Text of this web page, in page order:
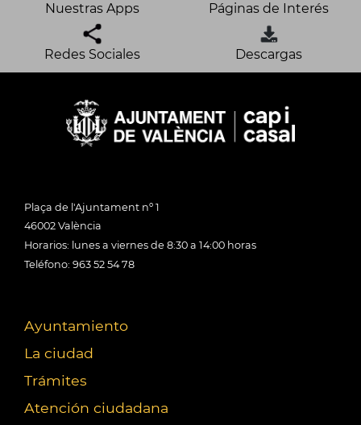
Nuestras Apps Páginas de Interés
Redes Sociales Descargas
Plaça de l'Ajuntament nº 1
46002 València
Horarios: lunes a viernes de 8:30 a 14:00 horas
Teléfono: 963 52 54 78
Ayuntamiento
La ciudad
Trámites
Atención ciudadana